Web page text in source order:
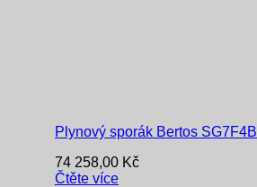
Plynový sporák Bertos SG7F4B
74 258,00 Kč
Čtěte více